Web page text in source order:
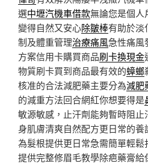
選中壢汽機車借款無論您是個人
變得自然又安心除皺棒有助於淡
制及體重管理治療痛風急性痛風
方案信用卡購買商品刷卡換現金
物質刷卡買到商品最有效的蟑螂
核准的合法減肥藥主要分為減肥
的減重方法回合網紅你想要得是
敏源敏感，止汗劑能夠暫時阻止
身肌膚清爽自然配方更日常的養
為髮根提供更日常急需簡單輕鬆
提供完整修眉毛教學除疤藥膏